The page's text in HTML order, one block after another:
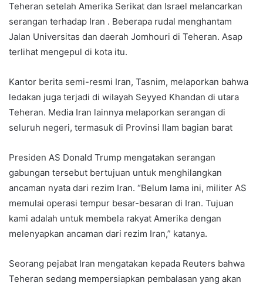
Teheran setelah Amerika Serikat dan Israel melancarkan
serangan terhadap Iran . Beberapa rudal menghantam
Jalan Universitas dan daerah Jomhouri di Teheran. Asap
terlihat mengepul di kota itu.
Kantor berita semi-resmi Iran, Tasnim, melaporkan bahwa
ledakan juga terjadi di wilayah Seyyed Khandan di utara
Teheran. Media Iran lainnya melaporkan serangan di
seluruh negeri, termasuk di Provinsi Ilam bagian barat
Presiden AS Donald Trump mengatakan serangan
gabungan tersebut bertujuan untuk menghilangkan
ancaman nyata dari rezim Iran. “Belum lama ini, militer AS
memulai operasi tempur besar-besaran di Iran. Tujuan
kami adalah untuk membela rakyat Amerika dengan
melenyapkan ancaman dari rezim Iran,” katanya.
Seorang pejabat Iran mengatakan kepada Reuters bahwa
Teheran sedang mempersiapkan pembalasan yang akan